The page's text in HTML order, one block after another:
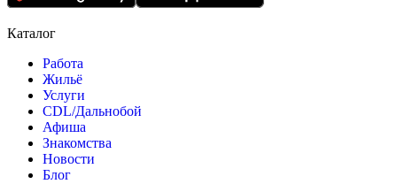
Каталог
Работа
Жильё
Услуги
CDL/Дальнобой
Афиша
Знакомства
Новости
Блог